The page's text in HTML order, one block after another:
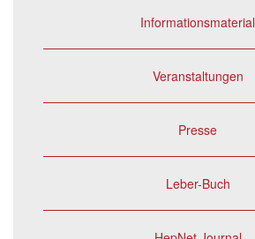
Informationsmaterial
Veranstaltungen
Presse
Leber-Buch